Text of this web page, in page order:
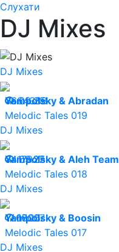
Слухати
DJ Mixes
DJ Mixes
06.09.25
64388
Yampolsky & Abradan
Melodic Tales 019
DJ Mixes
04.09.25
17927
Yampolsky & Aleh Team
Melodic Tales 018
DJ Mixes
17.07.25
16007
Yampolsky & Boosin
Melodic Tales 017
DJ Mixes